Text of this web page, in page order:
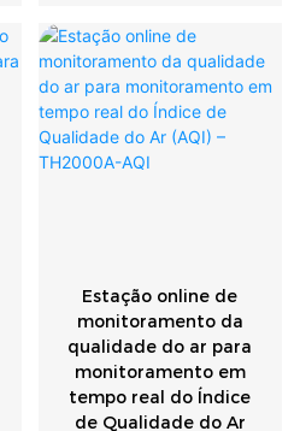
Estação online de
monitoramento da
qualidade do ar para
monitoramento em
tempo real do Índice
de Qualidade do Ar